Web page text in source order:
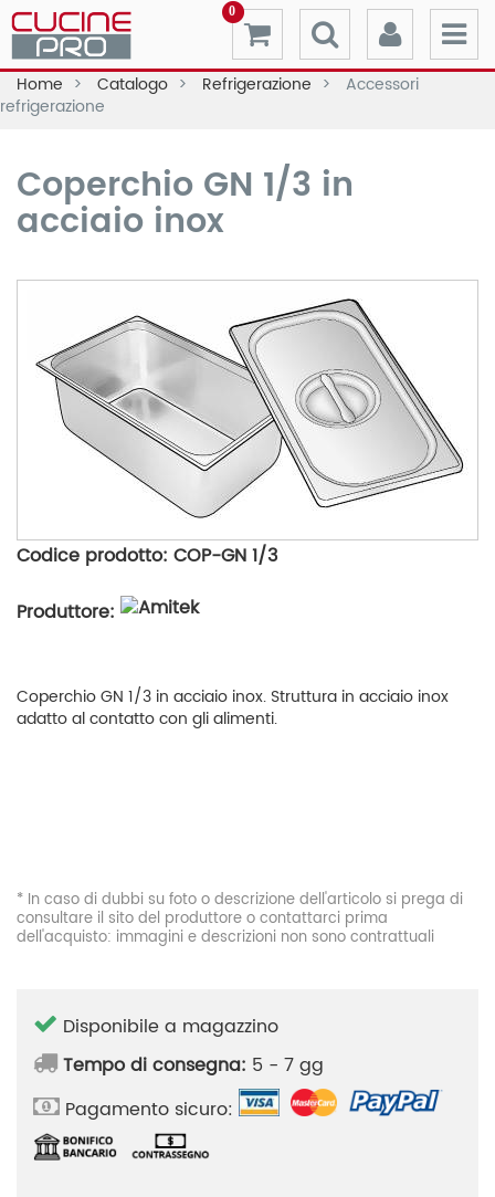
0
Home Catalogo Refrigerazione
Accessori
refrigerazione
Coperchio GN 1/3 in
acciaio inox
Codice prodotto: COP-GN 1/3
Produttore:
Coperchio GN 1/3 in acciaio inox. Struttura in acciaio inox
adatto al contatto con gli alimenti.
* In caso di dubbi su foto o descrizione dell'articolo si prega di
consultare il sito del produttore o contattarci prima
dell'acquisto: immagini e descrizioni non sono contrattuali
Disponibile a magazzino
Tempo di consegna: 5 - 7 gg
Pagamento sicuro: